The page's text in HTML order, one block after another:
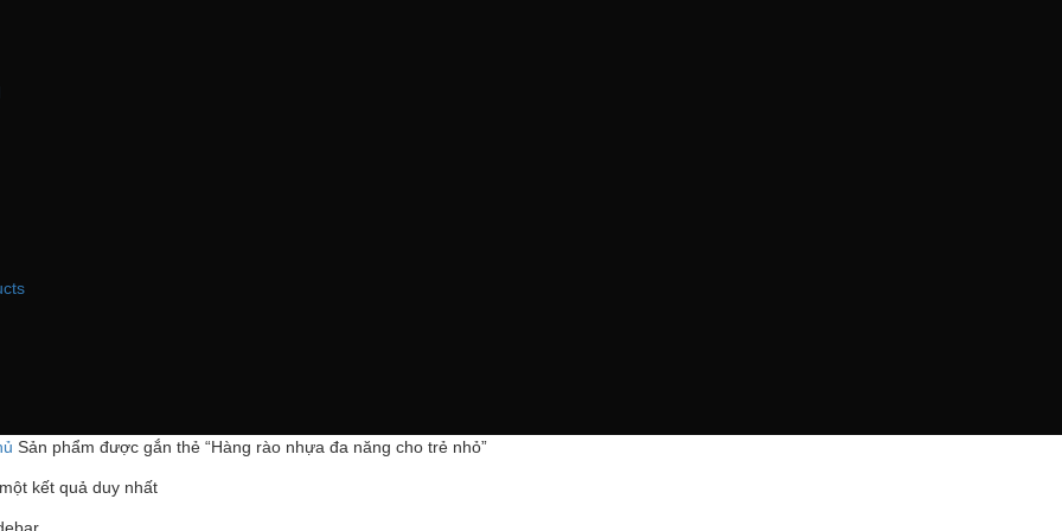
Sản phẩm được gắn thẻ “Hàng rào nhựa đa năng cho trẻ nhỏ”
kết quả duy nhất